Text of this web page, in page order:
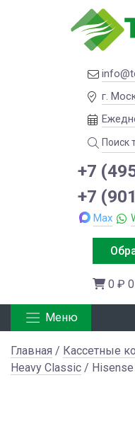
г.
+7
+7
Max
0 ₽
Меню
Главная / Кассетные
Heavy Classic / Hisense